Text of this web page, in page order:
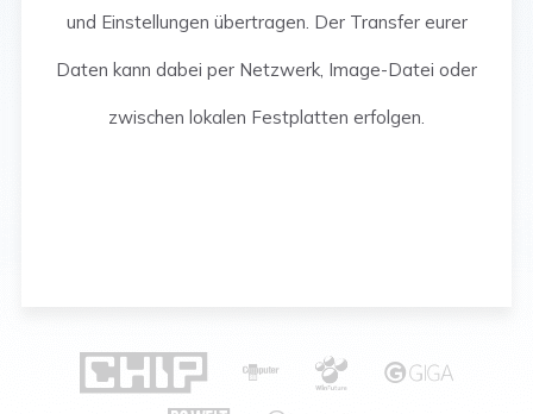
und Einstellungen übertragen. Der Transfer eurer
Daten kann dabei per Netzwerk, Image-Datei oder
zwischen lokalen Festplatten erfolgen.
   